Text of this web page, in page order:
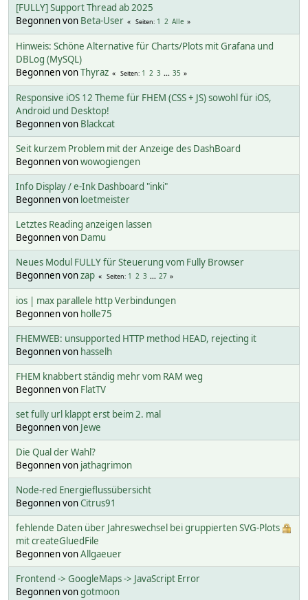
[FULLY] Support Thread ab 2025
Begonnen von Beta-User Seiten 1 2 Alle
Hinweis: Schöne Alternative für Charts/Plots mit Grafana und
DBLog (MySQL)
Begonnen vonThyraz Seiten 1 2 3 ... 35
Responsive iOS 12 Theme für FHEM (CSS + JS) sowohl für iOS,
Android und Desktop!
Begonnen von Blackcat
Seit kurzem Problem mit der Anzeige des DashBoard
Begonnen vonwowogiengen
Info Display / e-Ink Dashboard "inki"
Begonnen von loetmeister
Letztes Reading anzeigen lassen
Begonnen von Damu
Neues Modul FULLY für Steuerung vom Fully Browser
Begonnen vonzap Seiten 1 2 3 ... 27
ios | max parallele http Verbindungen
Begonnen von holle75
FHEMWEB: unsupported HTTP method HEAD, rejecting it
Begonnen von hasselh
FHEM knabbert ständig mehr vom RAM weg
Begonnen von FlatTV
set fully url klappt erst beim 2. mal
Begonnen von Jewe
Die Qual der Wahl?
Begonnen von jathagrimon
Node-red Energieflussübersicht
Begonnen vonCitrus91
fehlende Daten über Jahreswechsel bei gruppierten SVG-Plots
mit createGluedFile
Begonnen vonAllgaeuer
Frontend -> GoogleMaps -> JavaScript Error
Begonnen vongotmoon